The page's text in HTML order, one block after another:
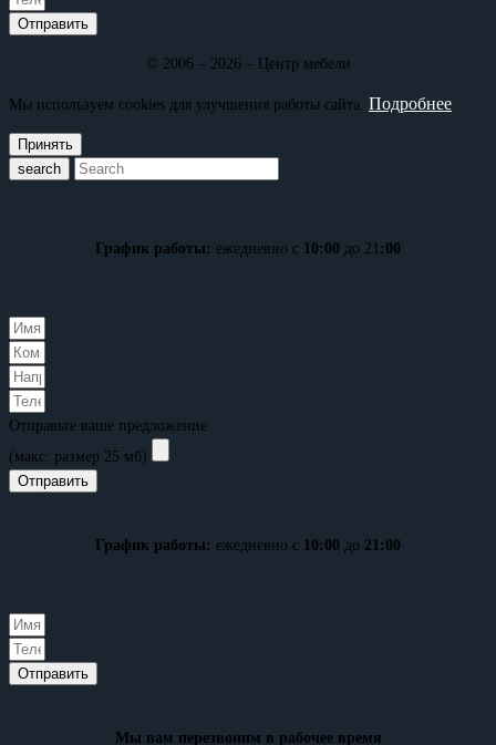
Отправить
© 2006 – 2026 – Центр мебели
Мы используем cookies для улучшения работы сайта. Подробнее
Принять
search
График работы: ежедневно с 10:00 до 21 :00
Отправьте ваше предложение
(макс. размер 25 мб)
Отправить
График работы: ежедневно с 10:00 до 21:00
Отправить
Мы вам перезвоним в рабочее время